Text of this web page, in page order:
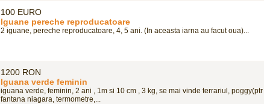
100 EURO
Iguane pereche reproducatoare
2 iguane, pereche reproducatoare, 4, 5 ani. (In aceasta iarna au facut oua)...
1200 RON
Iguana verde feminin
iguana verde, feminin, 2 ani , 1m si 10 cm , 3 kg, se mai vinde terrariul, poggy(ptr
fantana niagara, termometre,...